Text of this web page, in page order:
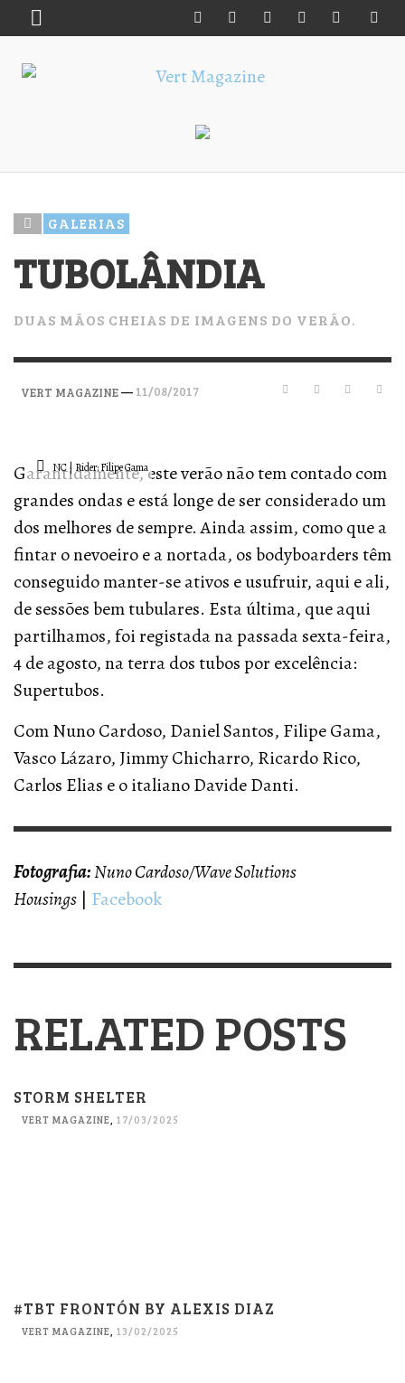
GALERIAS
TUBOLÂNDIA
DUAS MÃOS CHEIAS DE IMAGENS DO VERÃO.
VERT MAGAZINE— 11/08/2017
NC | Rider: Filipe Gama
Garantidamente, este verão não tem contado com
grandes ondas e está longe de ser considerado um
dos melhores de sempre. Ainda assim, como que a
fintar o nevoeiro e a nortada, os bodyboarders têm
conseguido manter-se ativos e usufruir, aqui e ali,
de sessões bem tubulares. Esta última, que aqui
partilhamos, foi registada na passada sexta-feira,
4 de agosto, na terra dos tubos por excelência:
Supertubos.
Com Nuno Cardoso, Daniel Santos, Filipe Gama,
Vasco Lázaro, Jimmy Chicharro, Ricardo Rico,
Carlos Elias e o italiano Davide Danti.
Fotografia:Nuno Cardoso/Wave Solutions
Housings | Facebook
RELATED POSTS
STORM SHELTER
VERT MAGAZINE 17/03/2025
#TBT FRONTÓN BY ALEXIS DIAZ
VERT MAGAZINE, 13/02/2025